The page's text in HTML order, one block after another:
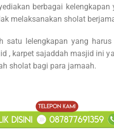
berbagai
melaksanakan sholat
satu lelengkapan yang
, karpet sajaddah masjid ini
sholat bagi para jamaah.